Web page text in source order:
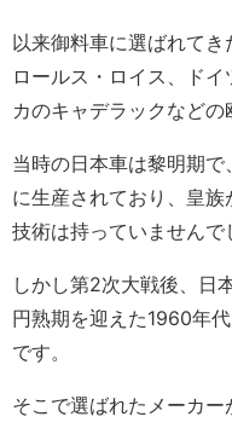
以来御料車に選ばれて
ロールス・ロイス、ド
カのキャデラックなどの
当時の日本車は黎明期
に生産されており、皇
技術は持っていませんで
しかし第2次大戦後、日
円熟期を迎えた1960年
です。
そこで選ばれたメーカー